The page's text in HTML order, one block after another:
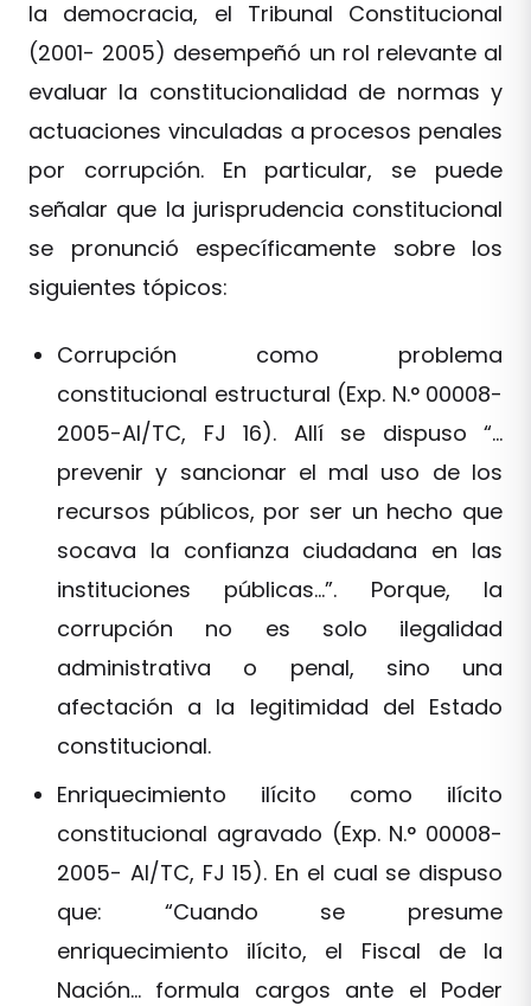
la democracia, el Tribunal Constitucional
(2001- 2005) desempeñó un rol relevante al
evaluar la constitucionalidad de normas y
actuaciones vinculadas a procesos penales
por corrupción. En particular, se puede
señalar que la jurisprudencia constitucional
se pronunció específicamente sobre los
siguientes tópicos:
Corrupción como problema
constitucional estructural (Exp. N.° 00008-
2005-AI/TC, FJ 16). Allí se dispuso “…
prevenir y sancionar el mal uso de los
recursos públicos, por ser un hecho que
socava la confianza ciudadana en las
instituciones públicas…”. Porque, la
corrupción no es solo ilegalidad
administrativa o penal, sino una
afectación a la legitimidad del Estado
constitucional.
Enriquecimiento ilícito como ilícito
constitucional agravado (Exp. N.° 00008-
2005- AI/TC, FJ 15). En el cual se dispuso
que: “Cuando se presume
enriquecimiento ilícito, el Fiscal de la
Nación… formula cargos ante el Poder